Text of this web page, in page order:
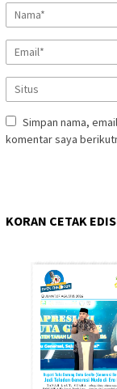
Simpan nama,
komentar saya
KORAN CETAK